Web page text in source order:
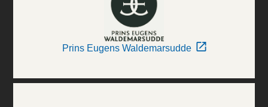
Prins Eugens Waldemarsudde